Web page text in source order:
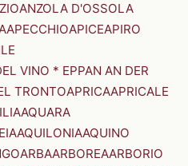
ANZOLA D'OSSOLA
APECCHIOAPICEAPIRO
VINO * EPPAN AN DER
TRONTOAPRICAAPRICALE
AQUARA
AQUILONIAAQUINO
ARBAARBOREAARBORIO